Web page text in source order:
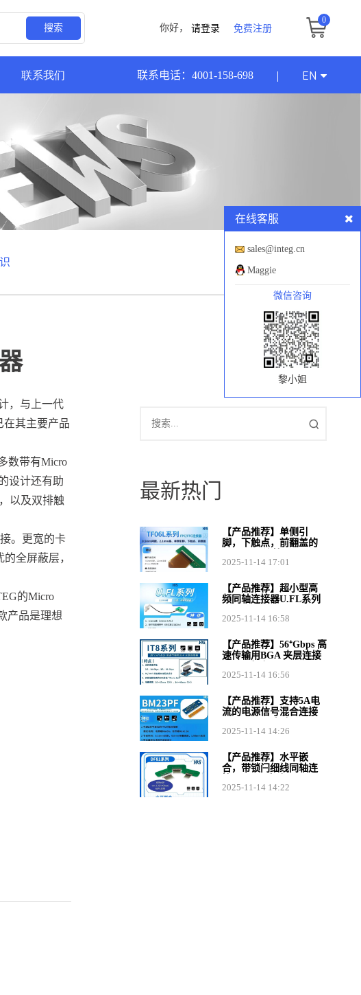
搜索 你好， 请登录 免费注册
0
联系电话：4001-158-698 EN
联系我们
，与上一代
在其主要产品
数带有Micro
设计还有助
以及双排触
。更宽的卡
全屏蔽层，
的Micro
产品是理想
最新热门
【产品推荐】单侧引
脚，下触点，前翻盖的
系列
2025-11-14 17:01
【产品推荐】超小型高
频同轴连接器U.FL系列
2025-11-14 16:58
【产品推荐】56⁺Gbps 高
速传输用BGA 夹层连接
2025-11-14 16:56
【产品推荐】支持5A电
流的电源信号混合连接
2025-11-14 14:26
【产品推荐】水平嵌
合，带锁闩细线同轴连
2025-11-14 14:22
在线客服
sales@integ.cn
Maggie
微信咨询
黎小姐